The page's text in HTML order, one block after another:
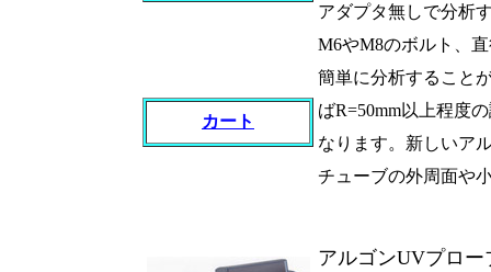
アダプタ無しで分析
M6やM8のボルト、
簡単に分析すること
ばR=50mm以上程度
なります。新しいア
チューブの外周面や
カート
アルゴンUVプロ